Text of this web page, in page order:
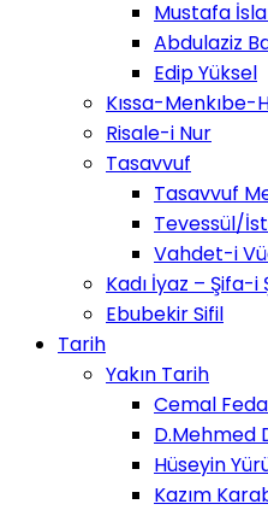
Mustafa
Abdulaziz
Edip Yüksel
Kıssa-Menkıbe-
Risale-i Nur
Tasavvuf
Tasavvuf
Tevessül/
Vahdet-i
Kadı İyaz – Şifa-i
Ebubekir Sifil
Tarih
Yakın Tarih
Cemal
D.Mehmed
Hüseyin
Kazım